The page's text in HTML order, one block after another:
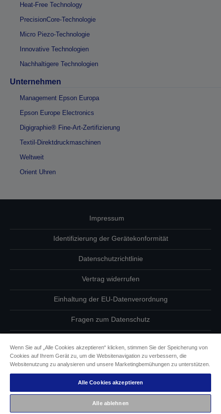
Heat-Free Technology
PrecisionCore-Technologie
Micro Piezo-Technologie
Innovative Technologien
Nachhaltigere Technologien
Unternehmen
Management Epson Europa
Epson Europe Electronics
Digigraphie® Fine-Art-Zertifizierung
Textil-Direktdruckmaschinen
Weltweit
Orient Uhren
Impressum
Identifizierung der Gerätekonformität
Datenschutzrichtlinie
Vertrag widerrufen
Einhaltung der EU-Datenverordnung
Fragen zum Datenschutz
Epson Engagement für Barrierefreiheit
Copyright © 2026 Seiko Epson
Wenn Sie auf „Alle Cookies akzeptieren“ klicken, stimmen Sie der Speicherung von
Cookies auf Ihrem Gerät zu, um die Websitenavigation zu verbessern, die
Websitenutzung zu analysieren und unsere Marketingbemühungen zu unterstützen.
Alle Cookies akzeptieren
Alle ablehnen